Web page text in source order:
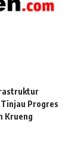
Progres
Krueng